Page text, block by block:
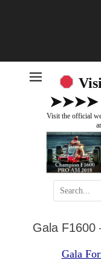
➤➤➤➤
Visit the official
Search
for:
Gala F1600
Gala